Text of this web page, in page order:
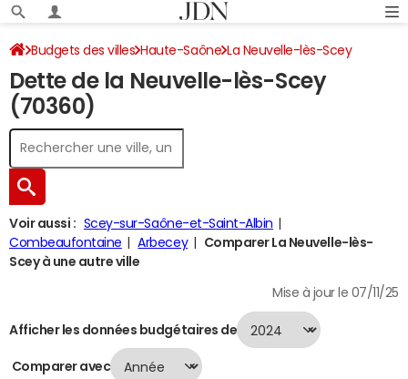
Budgets des villes Haute-Saône La Neuvelle-lès-Scey
Dette au 31/12/2024
Dette de la Neuvelle-lès-Scey
(70360)
Voir aussi :
Scey-sur-Saône-et-Saint-Albin
Combeaufontaine
Arbecey
Comparer La Neuvelle-lès-
Scey à une autre ville
Mise à jour le 07/11/25
Afficher les données budgétaires de
Comparer avec